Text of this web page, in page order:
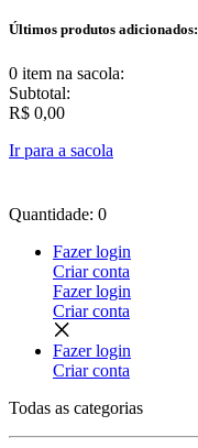
Últimos produtos adicionados:
0 item na sacola:
Subtotal:
R$ 0,00
Ir para a sacola
Quantidade: 0
Fazer login
Criar conta
Fazer login
Criar conta
Fazer login
Criar conta
Todas as categorias